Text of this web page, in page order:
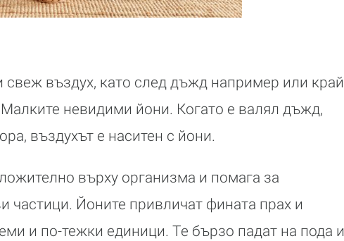
свеж въздух, като след дъжд например или край
Малките невидими йони. Когато е валял дъжд,
въздухът е наситен с йони.
върху организма и помага за
частици. Йоните привличат фината прах и
и по-тежки единици. Те бързо падат на пода и